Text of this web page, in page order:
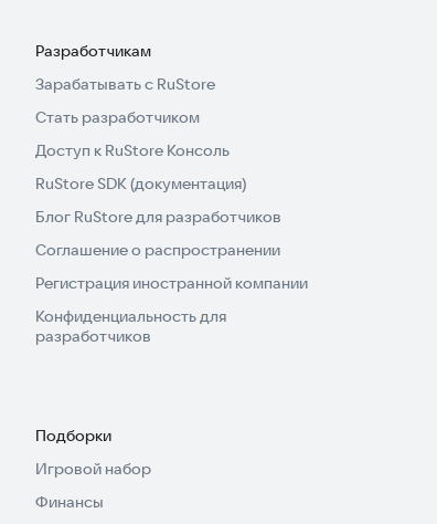
Разработчикам
Зарабатывать с RuStore
Стать разработчиком
Доступ к RuStore Консоль
RuStore SDK (документация)
Блог RuStore для разработчиков
Соглашение о распространении
Регистрация иностранной компании
Конфиденциальность для
разработчиков
Подборки
Игровой набор
Финансы